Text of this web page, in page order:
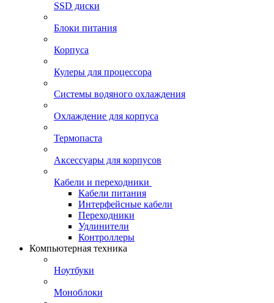
SSD диски
Блоки питания
Корпуса
Кулеры для процессора
Системы водяного охлаждения
Охлаждение для корпуса
Термопаста
Аксессуары для корпусов
Кабели и переходники
Кабели питания
Интерфейсные кабели
Переходники
Удлинители
Контроллеры
Компьютерная техника
Ноутбуки
Моноблоки